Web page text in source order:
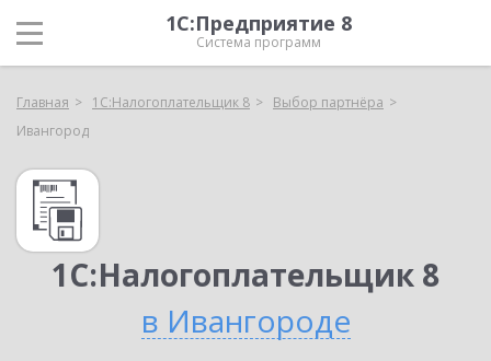
1С:Предприятие 8
Система программ
Главная 1С:Налогоплательщик 8
Выбор партнёра
Ивангород
1С:Налогоплательщик 8
в Ивангороде